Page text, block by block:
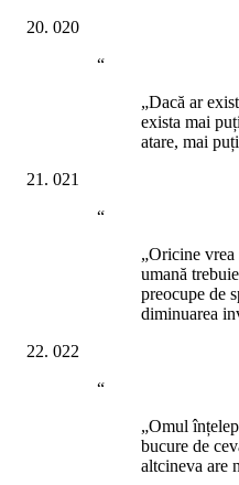
020
“
„Dacă ar
exista mai
atare, mai
021
“
„Oricine vrea
umană
preocupe de
diminuarea
022
“
„Omul
bucure de
altcineva are